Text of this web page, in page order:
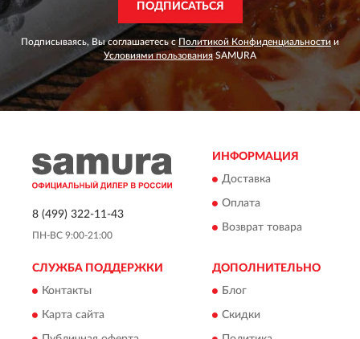
ПОДПИСАТЬСЯ
Подписываясь, Вы соглашаетесь сПолитикой Конфиденциальности и
Условиями пользования SAMURA
8 (499) 322-11-43
ПН-ВС 9:00-21:00
ИНФОРМАЦИЯ
Доставка
Оплата
Возврат товара
СЛУЖБА ПОДДЕРЖКИ
Контакты
Карта сайта
ДОПОЛНИТЕЛЬНО
Блог
Скидки